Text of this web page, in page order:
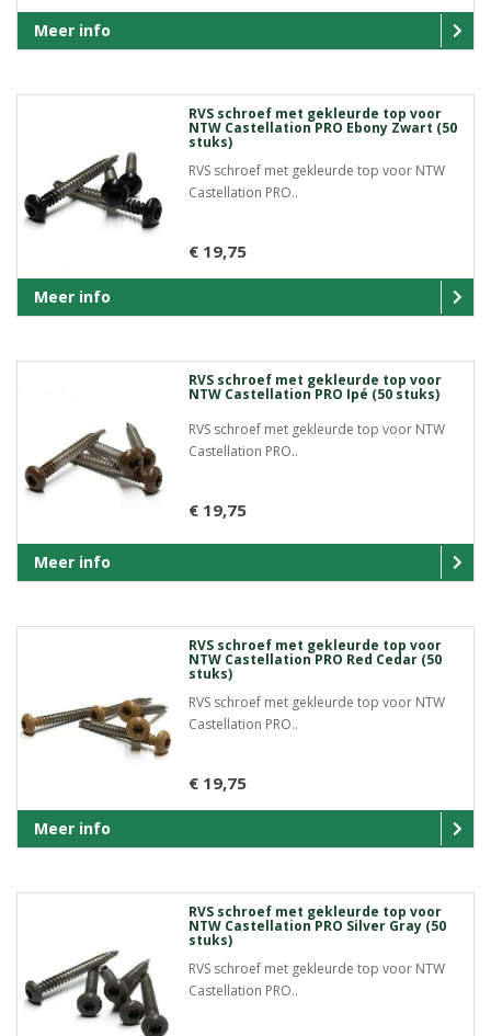
Meer info
RVS schroef met gekleurde top voor
NTW Castellation PRO Ebony Zwart (50
stuks)
RVS schroef met gekleurde top voor NTW
Castellation PRO..
€ 19,75
Meer info
RVS schroef met gekleurde top voor
NTW Castellation PRO Ipé (50 stuks)
RVS schroef met gekleurde top voor NTW
Castellation PRO..
€ 19,75
Meer info
RVS schroef met gekleurde top voor
NTW Castellation PRO Red Cedar (50
stuks)
RVS schroef met gekleurde top voor NTW
Castellation PRO..
€ 19,75
Meer info
RVS schroef met gekleurde top voor
NTW Castellation PRO Silver Gray (50
stuks)
RVS schroef met gekleurde top voor NTW
Castellation PRO..